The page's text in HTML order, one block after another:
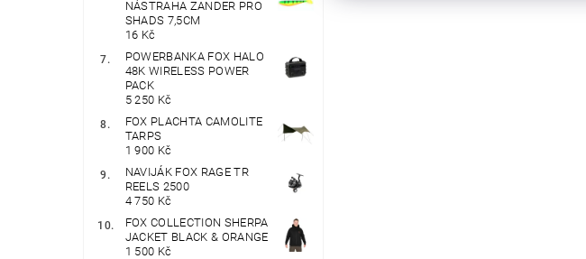
NÁSTRAHA ZANDER PRO
SHADS 7,5CM
16 Kč
POWERBANKA FOX HALO
48K WIRELESS POWER
PACK
5 250 Kč
FOX PLACHTA CAMOLITE
TARPS
1 900 Kč
NAVIJÁK FOX RAGE TR
REELS 2500
4 750 Kč
FOX COLLECTION SHERPA
JACKET BLACK & ORANGE
1 500 Kč